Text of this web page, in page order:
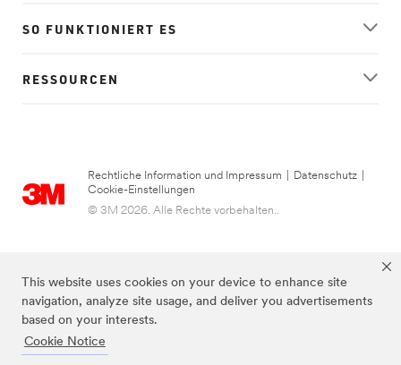
This website uses cookies on your device to enhance site
navigation, analyze site usage, and deliver you advertisements
based on your interests.
Cookie Notice
SO FUNKTIONIERT ES
RESSOURCEN
Rechtliche Information und Impressum Datenschutz
Cookie-Einstellungen
© 3M 2026. Alle Rechte vorbehalten..